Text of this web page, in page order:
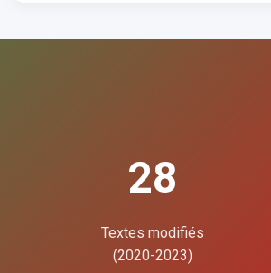
28
Textes modifiés
(2020-2023)